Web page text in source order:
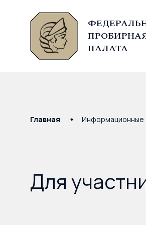
ПАЛАТА
© Федеральная пробирная
Главная Информационные
Для